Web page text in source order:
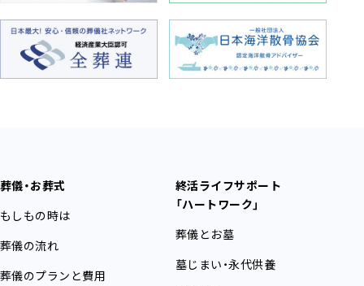
葬儀・お葬式
もしもの時は
葬儀の流れ
葬儀のプランと費用
終活ライフサポート
「ハートワーク」
葬儀とお墓
墓じまい・永代供養